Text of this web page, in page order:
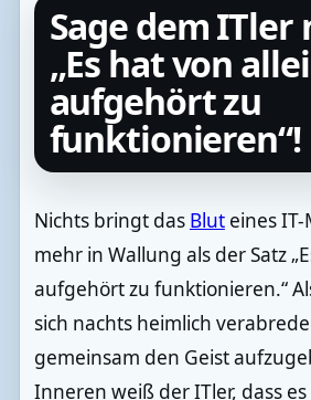
Sage dem ITler
„Es hat von
aufgehört zu
funktionieren“!
Nichts bringt das Bluteines
mehr in Wallung als der Satz
aufgehört zu funktionieren.“
sich nachts heimlich
gemeinsam den Geist
Inneren weiß der ITler, dass